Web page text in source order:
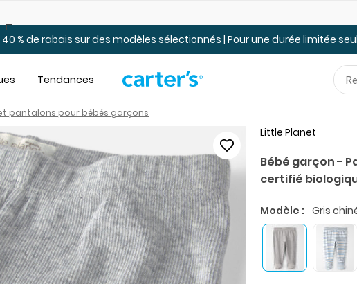
% de rabais sur des modèles sélectionnés | Pour une durée limitée
Tendances
pantalons pour bébés garçons
Little Planet
Bébé garçon -
certifié
Modèle : Gris